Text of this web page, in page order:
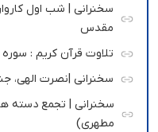
سخنرانی | شب اول
مقدس
تلاوت قرآن کریم :
سخنرانی |نصرت الهی،
سخنرانی | تجمع دسته
مطهری)